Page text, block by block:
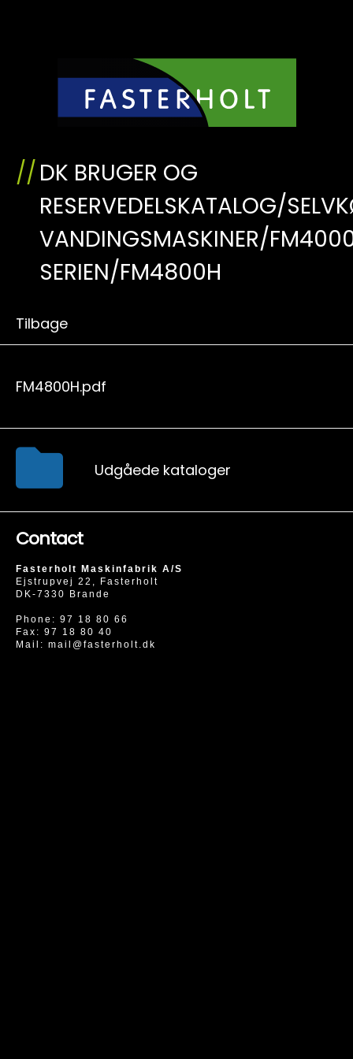
DK BRUGER OG
RESERVEDELSKATALOG/
VANDINGSMASKINER/
SERIEN/FM4800H
Tilbage
FM4800H.pdf
Udgåede kataloger
Contact
Fasterholt Maskinfabrik A/S
Ejstrupvej 22, Fasterholt
DK-7330 Brande
Phone: 97 18 80 66
Fax: 97 18 80 40
Mail: mail@fasterholt.dk